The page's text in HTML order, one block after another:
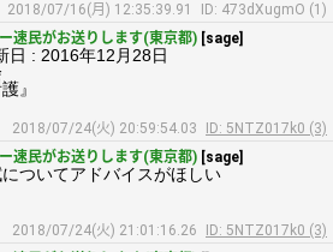
2018/07/16(月) 12:35:39.91
ID: 473dXugmO (1)
速民がお送りします(東京都) [sage]
日 : 2016年12月28日
』
2018/07/24(火) 20:59:54.03
ID: 5NTZ017k0 (3)
速民がお送りします(東京都) [sage]
ついてアドバイスがほしい
2018/07/24(火) 21:01:16.26
ID: 5NTZ017k0 (3)